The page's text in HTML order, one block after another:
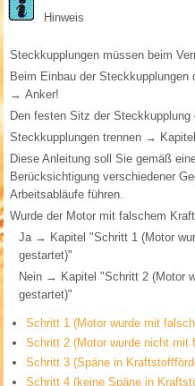
Hinweis
Steckkupplungen müssen beim
Beim Einbau der Steckkupplungen
→ Anker!
Den festen Sitz der Steckkupplung
Steckkupplungen trennen →
Diese Anleitung soll Sie gemäß
Berücksichtigung verschiedener
Arbeitsabläufe führen.
Wurde der Motor mit falschem
Ja → Kapitel "Schritt 1 (Motor
gestartet)"
Nein → Kapitel "Schritt 2 (Motor
gestartet)"
Schritt 1 (Motor wurde mit
Schritt 2 (Motor wurde nicht
Schritt 3 (Späne in
Schritt 4 (keine Späne in